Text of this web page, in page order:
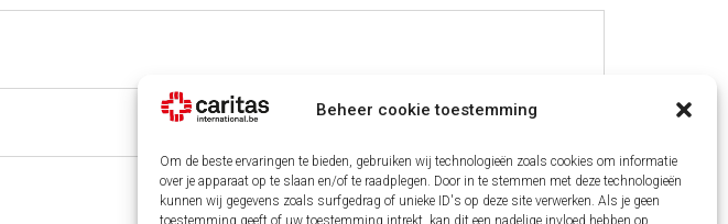
Beheer cookie toestemming
Om de beste ervaringen te bieden, gebruiken wij technologieën zoals cookies om informatie
over je apparaat op te slaan en/of te raadplegen. Door in te stemmen met deze technologieën
kunnen wij gegevens zoals surfgedrag of unieke ID's op deze site verwerken. Als je geen
toestemming geeft of uw toestemming intrekt, kan dit een nadelige invloed hebben op